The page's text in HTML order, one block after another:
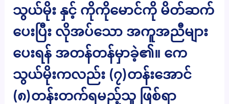
သွယ်မိုး နှင့် ကိုကိုမောင်ကို မိတ်ဆက်
ပေးပြီး လိုအပ်သော အကူအညီများ
ပေးရန် အတန်တန်မှာခဲ့၏။ ကေ
သွယ်မိုးကလည်း (၇)တန်းအောင်
(၈)တန်းတက်ရမည့်သူ ဖြစ်ရာ